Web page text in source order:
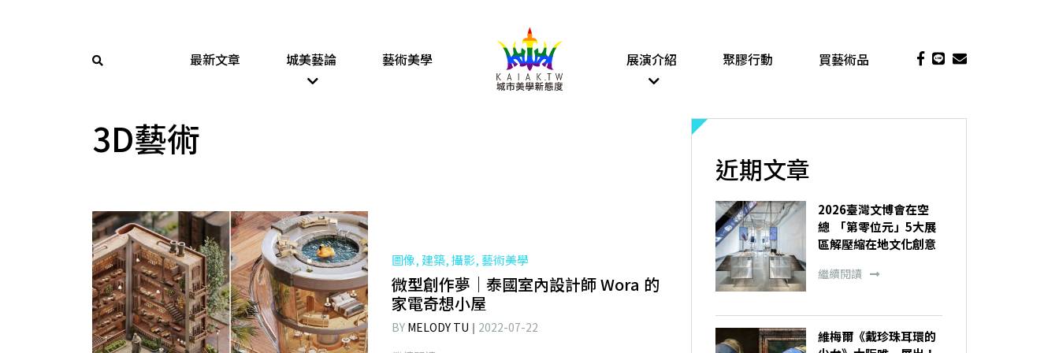
最新文章 城美藝論 藝術美學 展演介紹 聚膠行動 買藝術品
3D藝術
圖像, 建築, 攝影, 藝術美學
微型創作夢｜泰國室內設計師 Wora 的
家電奇想小屋
BY MELODY TU
2022-07-22
近期文章
2026臺灣文博會在空
總 「第零位元」5大展
區解壓縮在地文化創意
繼續閱讀
維梅爾《戴珍珠耳環的